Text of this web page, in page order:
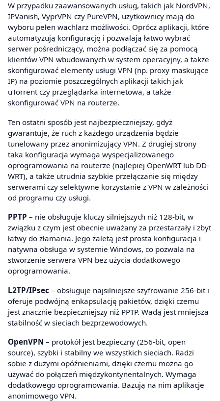
W przypadku zaawansowanych usług, takich jak NordVPN,
IPVanish, VyprVPN czy PureVPN, użytkownicy mają do
wyboru pełen wachlarz możliwości. Oprócz aplikacji, które
automatyzują konfigurację i pozwalają łatwo wybrać
serwer pośredniczący, można podłączać się za pomocą
klientów VPN wbudowanych w system operacyjny, a także
skonfigurować elementy usługi VPN (np. proxy maskujące
IP) na poziomie poszczególnych aplikacji takich jak
uTorrent czy przeglądarka internetowa, a także
skonfigurować VPN na routerze.
Ten ostatni sposób jest najbezpieczniejszy, gdyż
gwarantuje, że ruch z każdego urządzenia będzie
tunelowany przez anonimizujący VPN. Z drugiej strony
taka konfiguracja wymaga wyspecjalizowanego
oprogramowania na routerze (najlepiej OpenWRT lub DD-
WRT), a także utrudnia szybkie przełączanie się między
serwerami czy selektywne korzystanie z VPN w zależności
od programu czy usługi.
PPTP – nie obsługuje kluczy silniejszych niż 128-bit, w
związku z czym jest obecnie uważany za przestarzały i zbyt
łatwy do złamania. Jego zaletą jest prosta konfiguracja i
natywna obsługa w systemie Windows, co pozwala na
stworzenie serwera VPN bez użycia dodatkowego
oprogramowania.
L2TP/IPsec – obsługuje najsilniejsze szyfrowanie 256-bit i
oferuje podwójną enkapsulację pakietów, dzięki czemu
jest znacznie bezpieczniejszy niż PPTP. Wadą jest mniejsza
stabilność w sieciach bezprzewodowych.
OpenVPN – protokół jest bezpieczny (256-bit, open
source), szybki i stabilny we wszystkich sieciach. Radzi
sobie z dużymi opóźnieniami, dzięki czemu można go
używać do połączeń międzykontynentalnych. Wymaga
dodatkowego oprogramowania. Bazują na nim aplikacje
anonimowego VPN.